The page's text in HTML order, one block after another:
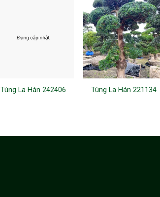
Tùng La Hán 242406 Tùng La Hán 221134